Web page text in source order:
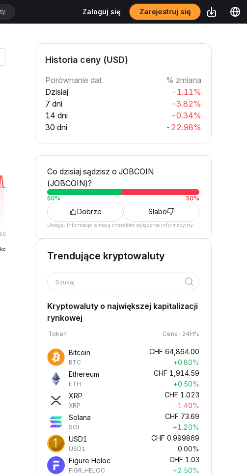
Zaloguj się Zarejestruj się
Historia ceny (USD)
Porównanie dat
% zmiana
Dzisiaj
-1.11%
7 dni
-3.82%
14 dni
-0.34%
30 dni
-22.98%
Co dzisiaj sądzisz o JOBCOIN
(JOBCOIN)?
50% 50%
Dobrze Słabo
Uwaga: Informacje te mają charakter wyłącznie informacyjny.
Trendujące kryptowaluty
Szukaj
Kryptowaluty o największej kapitalizacji
rynkowej
Token Cena i 24H%
Bitcoin
BTC
CHF 64,864.00
+0.80%
Ethereum
ETH
CHF 1,914.59
+0.50%
XRP
XRP
CHF 1.023
-1.40%
Solana
SOL
CHF 73.69
+1.20%
USD1
USD1
CHF 0.999869
0.00%
Figure Heloc
FIGR_HELOC
CHF 1.03
+2.50%